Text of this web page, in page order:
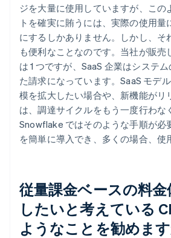
ジを大量に使用していますが、この
トを確実に賄うには、実際の使用量
にするしかありません。しかし、そ
も便利なことなのです。当社が販売
は 1 つですが、SaaS 企業はシステ
た請求になっています。SaaS モデ
模を拡大したい場合や、新機能がリ
は、調達サイクルをもう一度行わな
Snowflake ではそのような手順が必
を簡単に導入でき、多くの場合、使
従量課金ベースの料
したいと考えている
ようなことを勧めま